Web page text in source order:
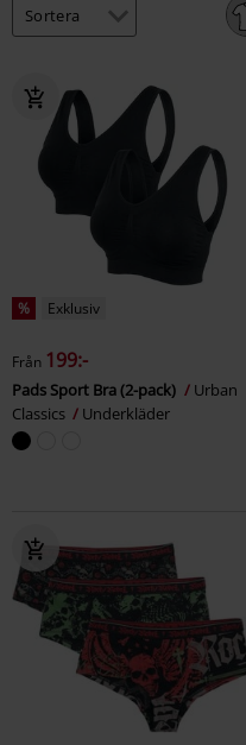
% Exklusiv
Från 199:-
Pads Sport Bra (2-pack)
Urban
Classics
Underkläder